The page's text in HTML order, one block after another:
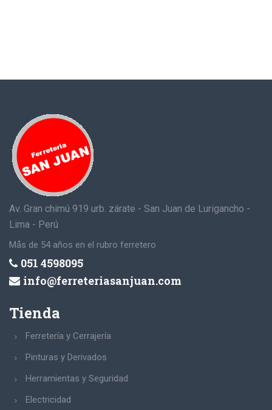
Av. Gran chimú 919 urb. zárate - San Juan de Lurigancho -
Lima - Perú
Mås de 54 años en el rubro ferretero
051 4598095
info@ferreteriasanjuan.com
Tienda
Ferretería y Cerrajería
Pinturas y Derivados
Herramientas y Seguridad
Electricidad